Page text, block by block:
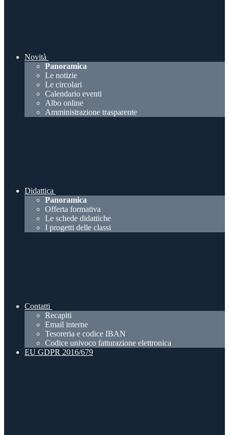
Novità
Panoramica
Le notizie
Le circolari
Calendario eventi
Albo online
Amministrazione trasparente
Didattica
Panoramica
Offerta formativa
Le schede didattiche
I progetti delle classi
Contatti
Recapiti
Email interne
Tesoreria e codice IBAN
Codice univoco fatturazione elettronica
EU GDPR 2016/679